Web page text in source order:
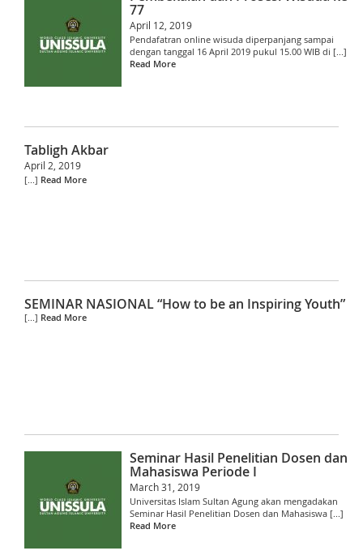
77
April 12, 2019
Pendafatran online wisuda diperpanjang sampai
dengan tanggal 16 April 2019 pukul 15.00 WIB di [...]
Read More
Tabligh Akbar
April 2, 2019
[...] Read More
SEMINAR NASIONAL “How to be an Inspiring Youth”
[...] Read More
Seminar Hasil Penelitian Dosen dan
Mahasiswa Periode I
March 31, 2019
Universitas Islam Sultan Agung akan mengadakan
Seminar Hasil Penelitian Dosen dan Mahasiswa [...]
Read More